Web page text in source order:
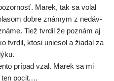
Marek, tak sa volal
dob­re zná­mym z nedáv­
Tiež tvr­dil že poznám aj
tvr­dil, kto­si unie­sol a žia­dal za
prí­pad vzal. Marek sa mi
ten pocit.…